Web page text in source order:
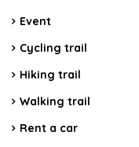
Event
Cycling trail
Hiking trail
Walking trail
Rent a car